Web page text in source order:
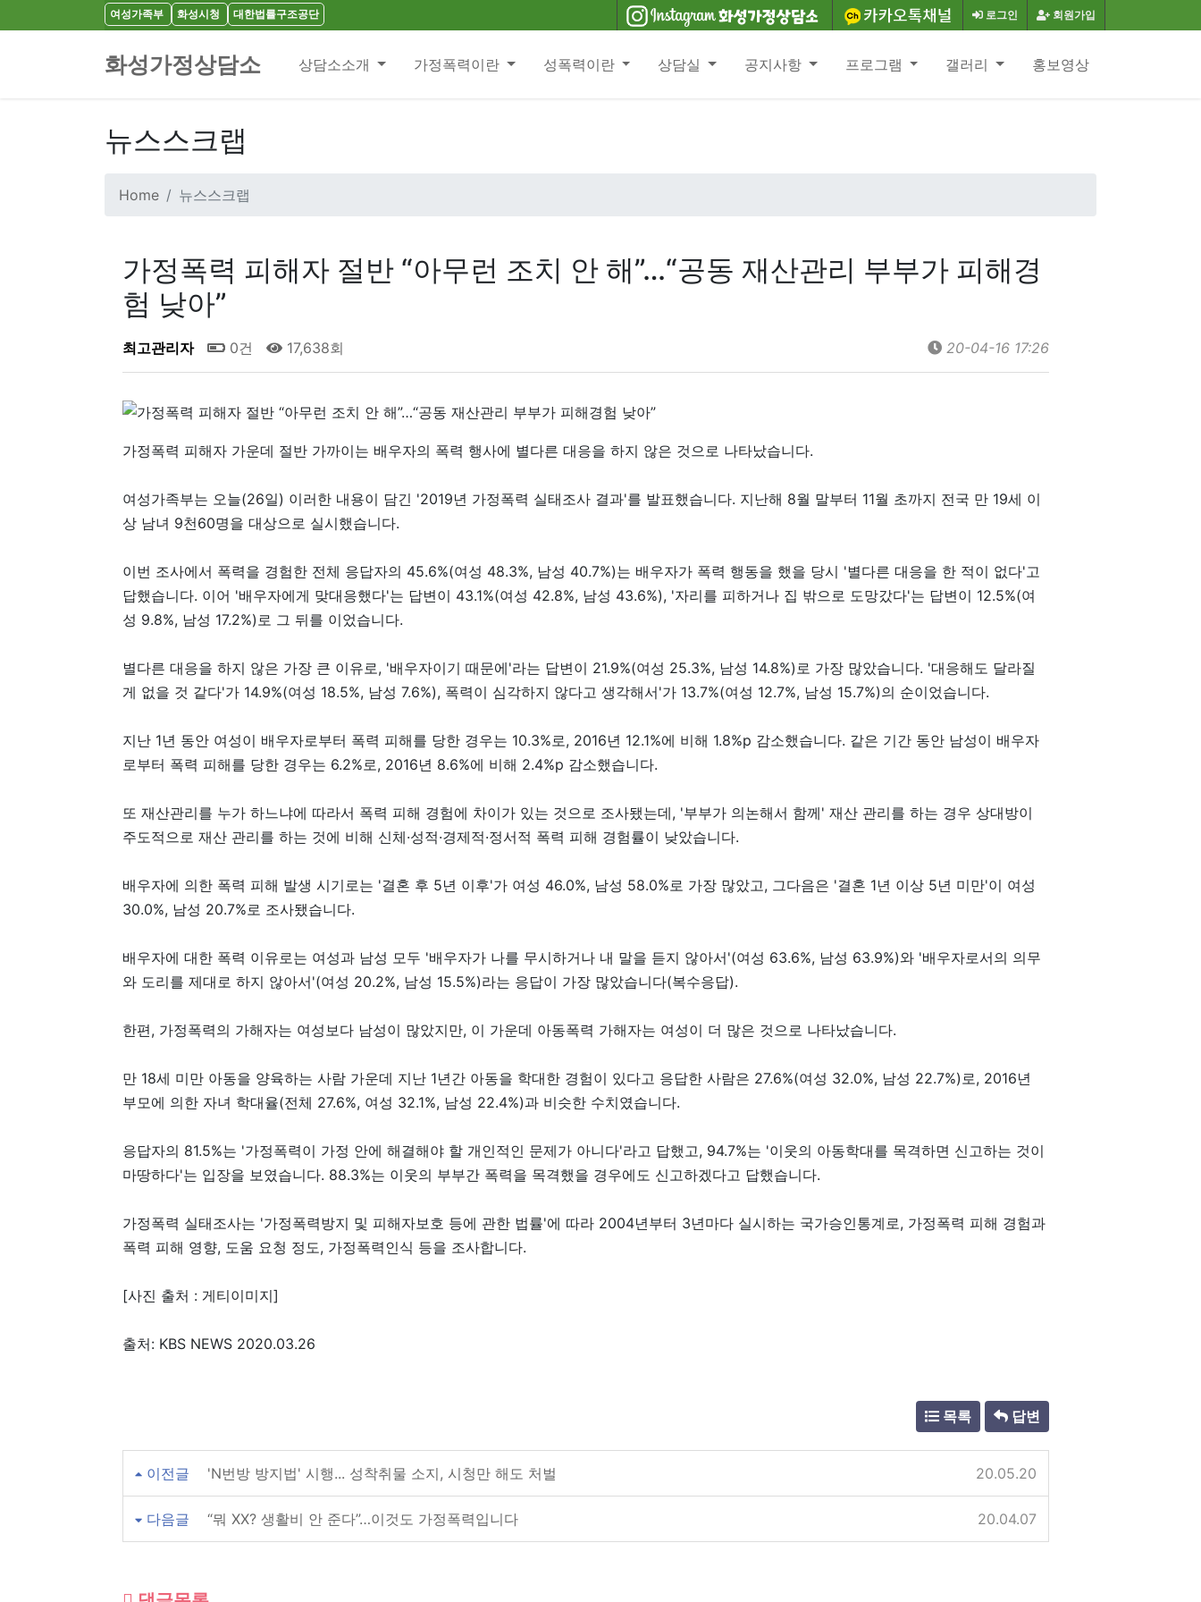
여성가족부 화성시청 대한법률구조공단 회원가입
로그인
화성가정상담소 상담소소개 가정폭력이란 성폭력이란 상담실 공지사항 프로그램 갤러리 홍보영상
뉴스스크랩
Home 뉴스스크랩
가정폭력 피해자 절반 “아무런 조치 안 해”…“공동 재산관리 부부가 피해경
험 낮아”
최고관리자 0건 17,638회 20-04-16 17:26
가정폭력 피해자 가운데 절반 가까이는 배우자의 폭력 행사에 별다른 대응을 하지 않은 것으로 나타났습니다.
여성가족부는 오늘(26일) 이러한 내용이 담긴 '2019년 가정폭력 실태조사 결과'를 발표했습니다. 지난해 8월 말부터 11월 초까지 전국 만 19세 이
상 남녀 9천60명을 대상으로 실시했습니다.
이번 조사에서 폭력을 경험한 전체 응답자의 45.6%(여성 48.3%, 남성 40.7%)는 배우자가 폭력 행동을 했을 당시 '별다른 대응을 한 적이 없다'고
답했습니다. 이어 '배우자에게 맞대응했다'는 답변이 43.1%(여성 42.8%, 남성 43.6%), '자리를 피하거나 집 밖으로 도망갔다'는 답변이 12.5%(여
성 9.8%, 남성 17.2%)로 그 뒤를 이었습니다.
별다른 대응을 하지 않은 가장 큰 이유로, '배우자이기 때문에'라는 답변이 21.9%(여성 25.3%, 남성 14.8%)로 가장 많았습니다. '대응해도 달라질
게 없을 것 같다'가 14.9%(여성 18.5%, 남성 7.6%), 폭력이 심각하지 않다고 생각해서'가 13.7%(여성 12.7%, 남성 15.7%)의 순이었습니다.
지난 1년 동안 여성이 배우자로부터 폭력 피해를 당한 경우는 10.3%로, 2016년 12.1%에 비해 1.8%p 감소했습니다. 같은 기간 동안 남성이 배우자
로부터 폭력 피해를 당한 경우는 6.2%로, 2016년 8.6%에 비해 2.4%p 감소했습니다.
또 재산관리를 누가 하느냐에 따라서 폭력 피해 경험에 차이가 있는 것으로 조사됐는데, '부부가 의논해서 함께' 재산 관리를 하는 경우 상대방이
주도적으로 재산 관리를 하는 것에 비해 신체·성적·경제적·정서적 폭력 피해 경험률이 낮았습니다.
배우자에 의한 폭력 피해 발생 시기로는 '결혼 후 5년 이후'가 여성 46.0%, 남성 58.0%로 가장 많았고, 그다음은 '결혼 1년 이상 5년 미만'이 여성
30.0%, 남성 20.7%로 조사됐습니다.
배우자에 대한 폭력 이유로는 여성과 남성 모두 '배우자가 나를 무시하거나 내 말을 듣지 않아서'(여성 63.6%, 남성 63.9%)와 '배우자로서의 의무
와 도리를 제대로 하지 않아서'(여성 20.2%, 남성 15.5%)라는 응답이 가장 많았습니다(복수응답).
한편, 가정폭력의 가해자는 여성보다 남성이 많았지만, 이 가운데 아동폭력 가해자는 여성이 더 많은 것으로 나타났습니다.
만 18세 미만 아동을 양육하는 사람 가운데 지난 1년간 아동을 학대한 경험이 있다고 응답한 사람은 27.6%(여성 32.0%, 남성 22.7%)로, 2016년
부모에 의한 자녀 학대율(전체 27.6%, 여성 32.1%, 남성 22.4%)과 비슷한 수치였습니다.
응답자의 81.5%는 '가정폭력이 가정 안에 해결해야 할 개인적인 문제가 아니다'라고 답했고, 94.7%는 '이웃의 아동학대를 목격하면 신고하는 것이
마땅하다'는 입장을 보였습니다. 88.3%는 이웃의 부부간 폭력을 목격했을 경우에도 신고하겠다고 답했습니다.
가정폭력 실태조사는 '가정폭력방지 및 피해자보호 등에 관한 법률'에 따라 2004년부터 3년마다 실시하는 국가승인통계로, 가정폭력 피해 경험과
폭력 피해 영향, 도움 요청 정도, 가정폭력인식 등을 조사합니다.
[사진 출처 : 게티이미지]
출처: KBS NEWS 2020.03.26
목록 답변
이전글 'N번방 방지법' 시행... 성착취물 소지, 시청만 해도 처벌 20.05.20
다음글 “뭐 XX? 생활비 안 준다”…이것도 가정폭력입니다 20.04.07